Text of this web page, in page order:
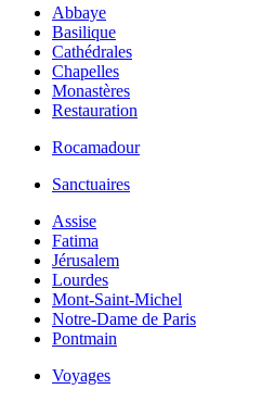
Abbaye
Basilique
Cathédrales
Chapelles
Monastères
Restauration
Rocamadour
Sanctuaires
Assise
Fatima
Jérusalem
Lourdes
Mont-Saint-Michel
Notre-Dame de Paris
Pontmain
Voyages